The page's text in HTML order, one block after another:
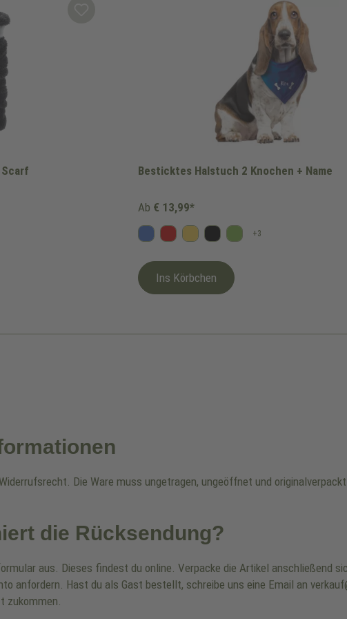
Besticktes Halstuch 2 Knochen + Name
BlauRot GelbSchwarz
Kiwi
+3
Ab € 13,99*
Ins Körbchen
Die Ware muss ungetragen, ungeöffnet und
die Rücksendung?
aus. Dieses findest du online. Verpacke die Artikel anschließend
anfordern. Hast du als Gast bestellt, schreibe uns eine Email an
zukommen.